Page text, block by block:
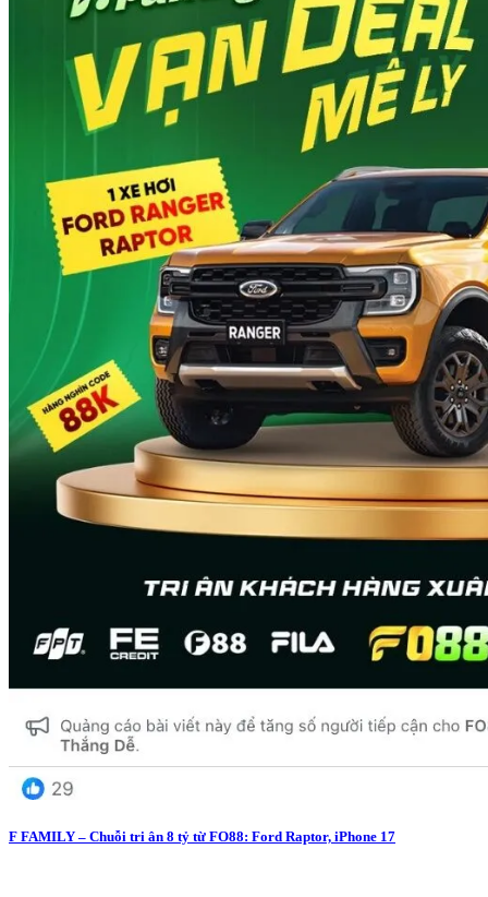
F FAMILY – Chuỗi tri ân 8 tỷ từ FO88: Ford Raptor, iPhone 17